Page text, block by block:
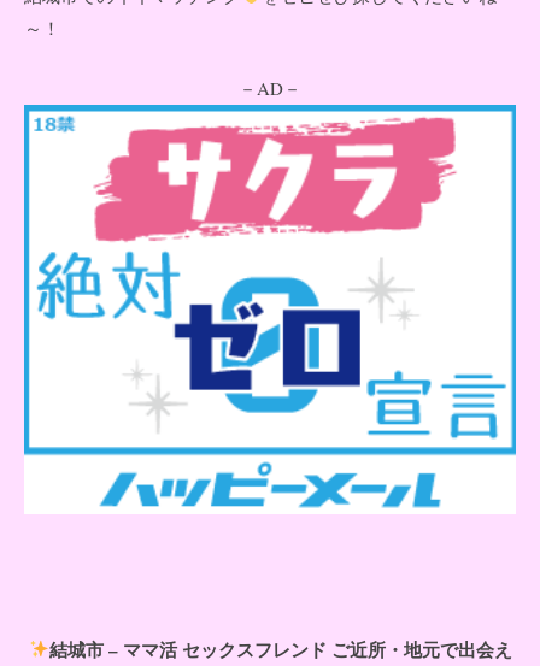
～！
－AD－
結城市 – ママ活 セックスフレンド ご近所・地元で出会え